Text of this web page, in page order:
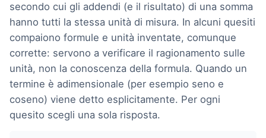
secondo cui gli addendi (e il risultato) di una somma
hanno tutti la stessa unità di misura. In alcuni quesiti
compaiono formule e unità inventate, comunque
corrette: servono a verificare il ragionamento sulle
unità, non la conoscenza della formula. Quando un
termine è adimensionale (per esempio seno e
coseno) viene detto esplicitamente. Per ogni
quesito scegli una sola risposta.